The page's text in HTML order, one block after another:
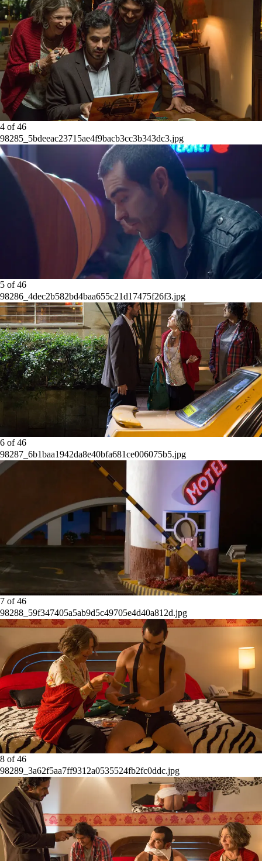
4 of46
98285_5bdeeac23715ae4f9bacb3cc3b343dc3.jpg
5 of46
98286_4dec2b582bd4baa655c21d17475f26f3.jpg
6 of46
98287_6b1baa1942da8e40bfa681ce006075b5.jpg
7 of46
98288_59f347405a5ab9d5c49705e4d40a812d.jpg
8 of46
98289_3a62f5aa7ff9312a0535524fb2fc0ddc.jpg